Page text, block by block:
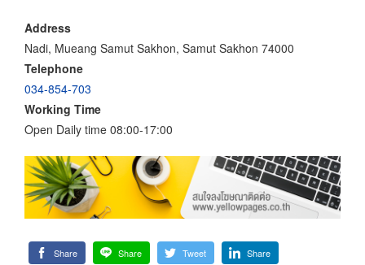
Address
Nadi, Mueang Samut Sakhon, Samut Sakhon 74000
Telephone
034-854-703
Working Time
Open Daily time 08:00-17:00
Share Share Tweet Share